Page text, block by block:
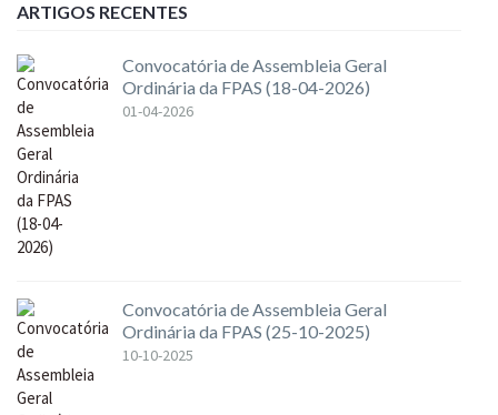
ARTIGOS RECENTES
Convocatória de Assembleia Geral
Ordinária da FPAS (18-04-2026)
01-04-2026
Convocatória de Assembleia Geral
Ordinária da FPAS (25-10-2025)
10-10-2025